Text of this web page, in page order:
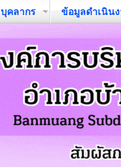
บุคลากร ข้อมูลดำเนิน